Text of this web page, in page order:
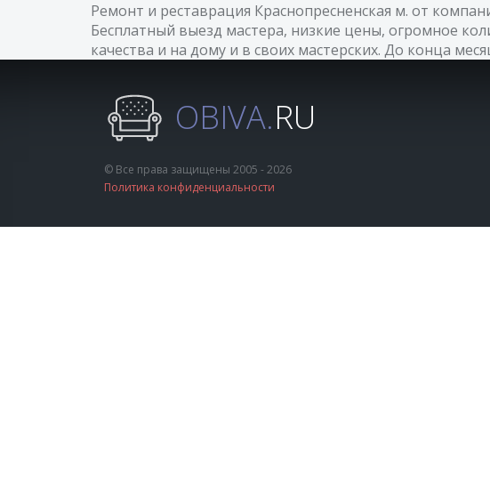
Ремонт и реставрация Краснопресненская м. от
Бесплатный выезд мастера, низкие цены, огромное
качества и на дому и в своих мастерских. До конца
OBIVA.RU
© Все права защищены 2005 - 2026
Политика конфиденциальности